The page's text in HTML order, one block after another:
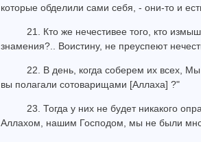
которые обделили сами себя, - они-то и
21. Кто же нечестивее того, кто
знамения?.. Воистину, не преуспеют
22. В день, когда соберем их всех,
вы полагали сотоварищами [Аллаха] ?"
23. Тогда у них не будет никакого
Аллахом, нашим Господом, мы не были